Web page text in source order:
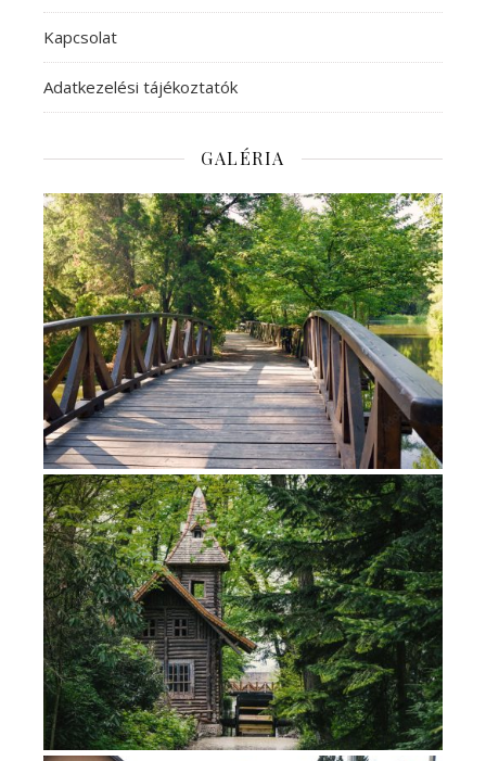
Kapcsolat
Adatkezelési tájékoztatók
GALÉRIA